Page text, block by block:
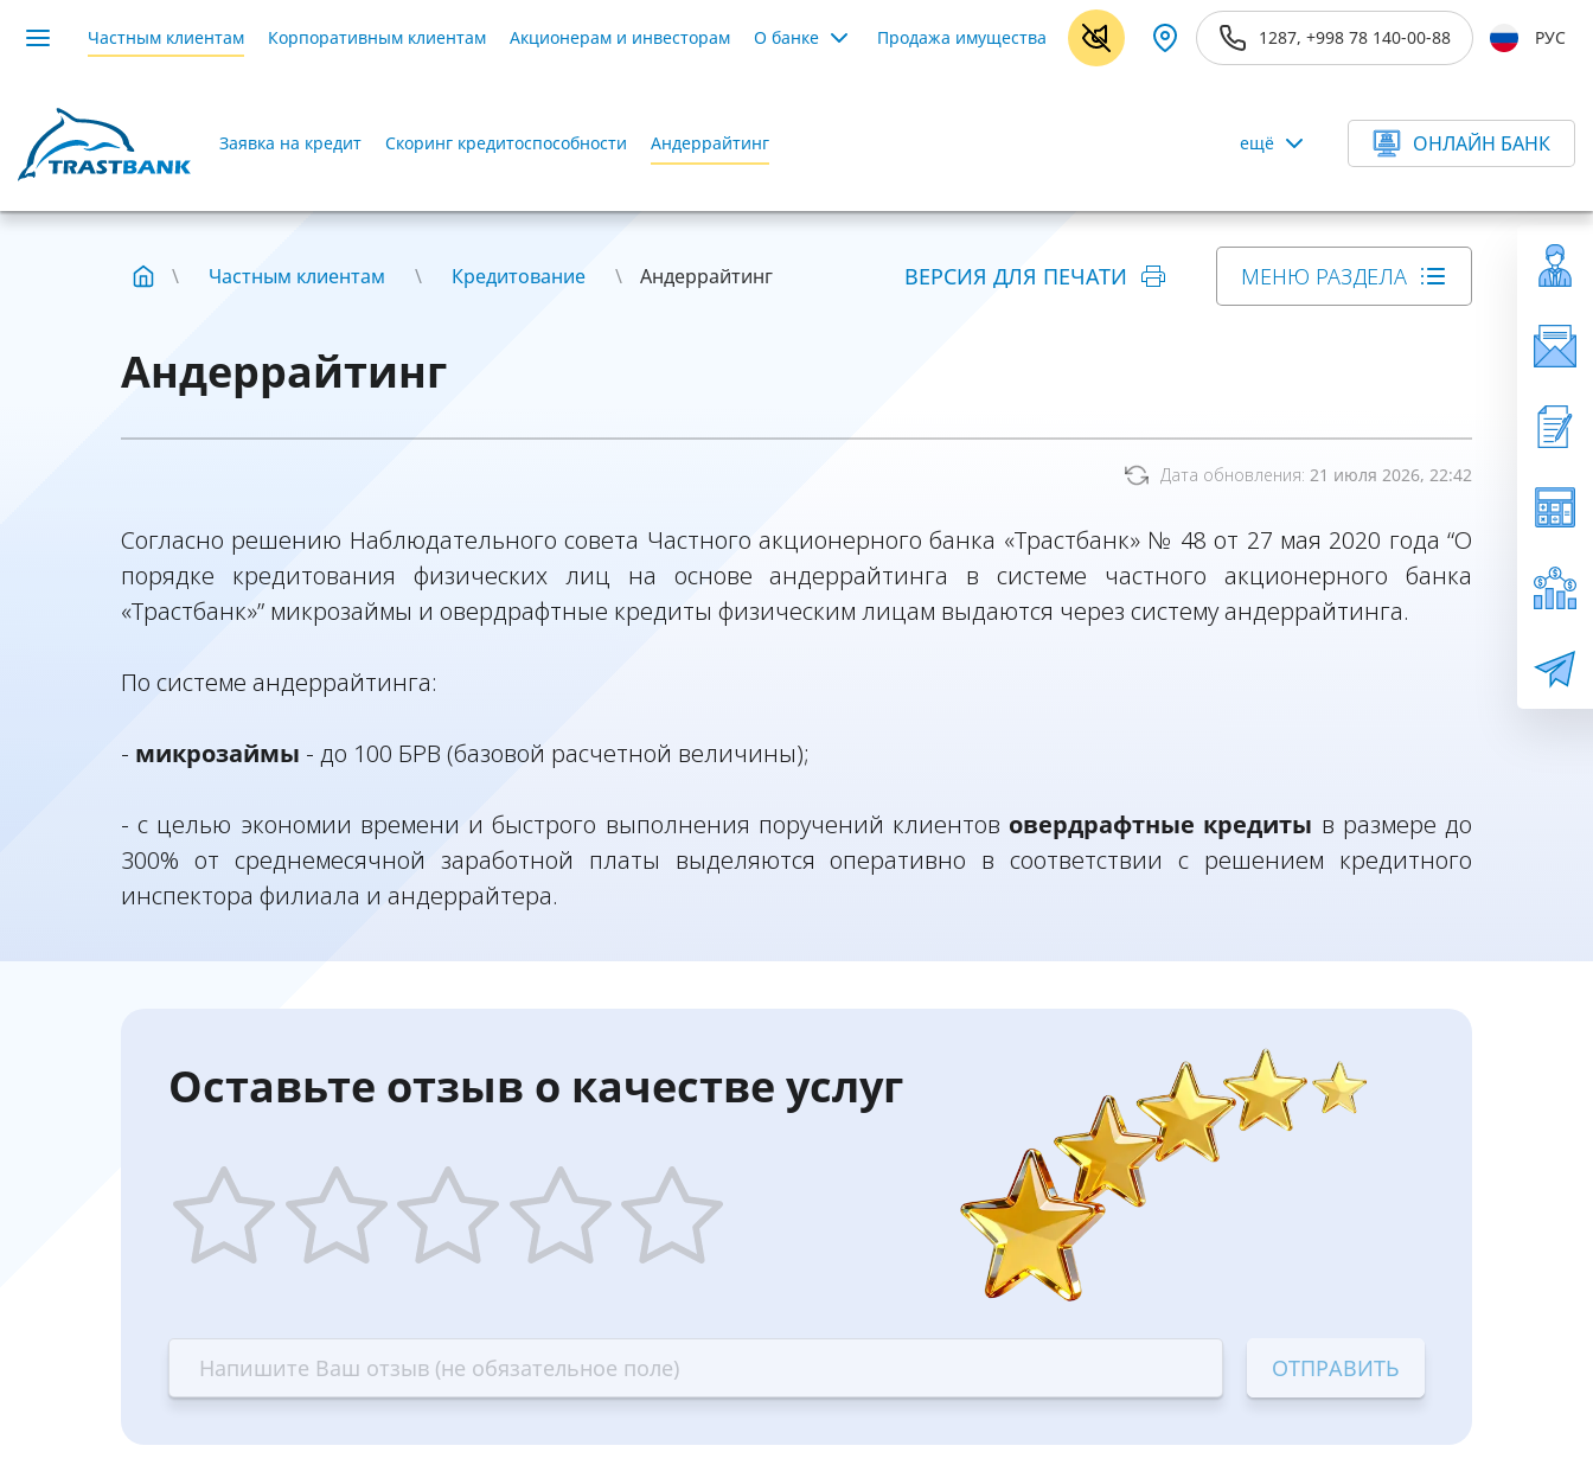
Частным клиентам Корпоративным клиентам Акционерам и инвесторам О банке Продажа имущества 1287, +998 78 140-00-88 РУС
Заявка на кредит Скоринг кредитоспособности Андеррайтинг ещё ОНЛАЙН БАНК
Частным клиентам Кредитование Андеррайтинг ВЕРСИЯ ДЛЯ ПЕЧАТИ МЕНЮ РАЗДЕЛА
Андеррайтинг
Дата обновления: 21 июля 2026, 22:42
Согласно решению Наблюдательного совета Частного акционерного банка «Трастбанк» № 48 от 27 мая 2020 года “О
порядке кредитования физических лиц на основе андеррайтинга в системе частного акционерного банка
«Трастбанк»” микрозаймы и овердрафтные кредиты физическим лицам выдаются через систему андеррайтинга.
По системе андеррайтинга:
- микрозаймы - до 100 БРВ (базовой расчетной величины);
- с целью экономии времени и быстрого выполнения поручений клиентов овердрафтные кредиты в размере до
300% от среднемесячной заработной платы выделяются оперативно в соответствии с решением кредитного
инспектора филиала и андеррайтера.
Оставьте отзыв о качестве услуг
Terrible
Bad
OK
Good
Excellent